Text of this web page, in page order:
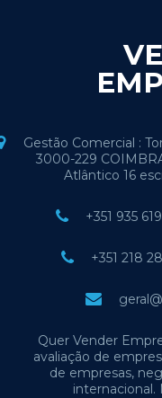
Gestão Comercial :
3000-229
Atlântico 16
+351 935
+351 218
Quer Vender
avaliação de
de empresas,
internacional.